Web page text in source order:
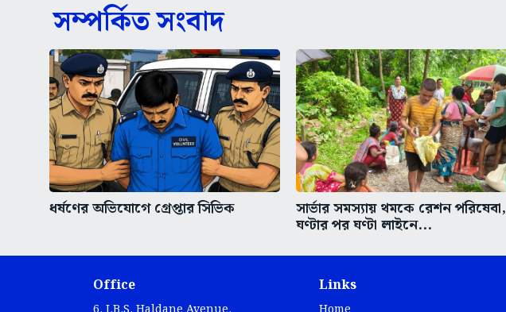
সম্পর্কিত সংবাদ
ধর্ষণের অভিযোগে গ্রেপ্তার সিভিক সার্ভার সমস্যায় থমকে রেশন পরিষেবা,
ঘণ্টার পর ঘণ্টা লাইনে...
Office Links